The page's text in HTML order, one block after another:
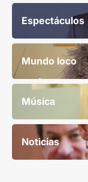
Espectáculos
Mundo loco
Música
Noticias